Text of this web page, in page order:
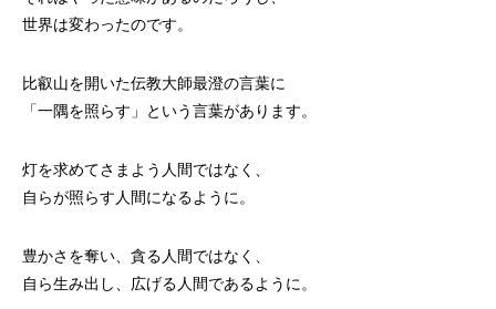
世界は変わったのです。
比叡山を開いた伝教大師最澄の言葉に
「一隅を照らす」という言葉があります。
灯を求めてさまよう人間ではなく、
自らが照らす人間になるように。
豊かさを奪い、貪る人間ではなく、
自ら生み出し、広げる人間であるように。